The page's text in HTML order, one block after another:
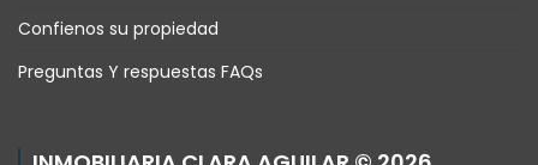
Confienos su propiedad
Preguntas Y respuestas FAQs